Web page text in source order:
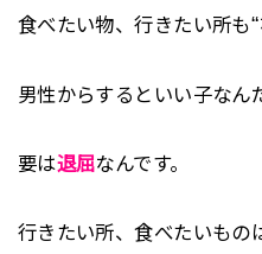
食べたい物、行きたい所も
男性からするといい子なん
要は退屈なんです。
行きたい所、食べたいもの